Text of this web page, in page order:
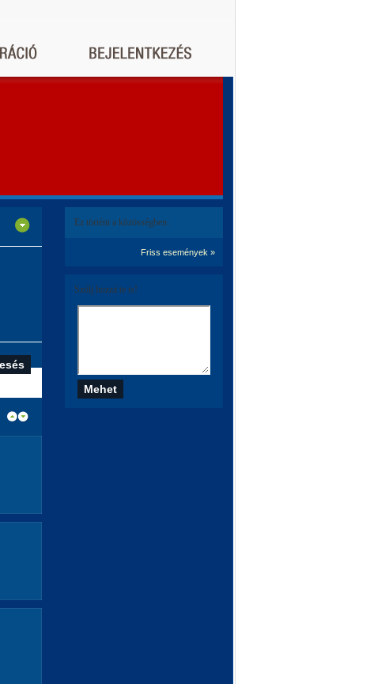
Ez történt a közösségben:
Friss események »
Szólj hozzá te is!